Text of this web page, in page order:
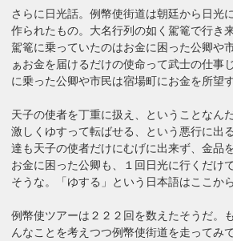
さらに日光話。例幣使街道は朝廷から日光
作られたもの。大名行列の如く駕篭で行き
駕篭に乗っていたのはお金に困った公卿や
ぁお金を届けるだけの使命って武士の仕事
に乗った公卿や市民は宿場町にお金を所望す
天子の使者を丁重に扱え、ということなん
激しくゆすって転ばせる、という悪行に出
達も天子の使者だけにむげに出来ず、金品
お金に困った公卿も、１回日光に行くだけ
そうな。「ゆする」という日本語はここか
例幣使ツアーは２２２回を数えたそうだ。
んなことを考えつつ例幣使街道を走ってみ